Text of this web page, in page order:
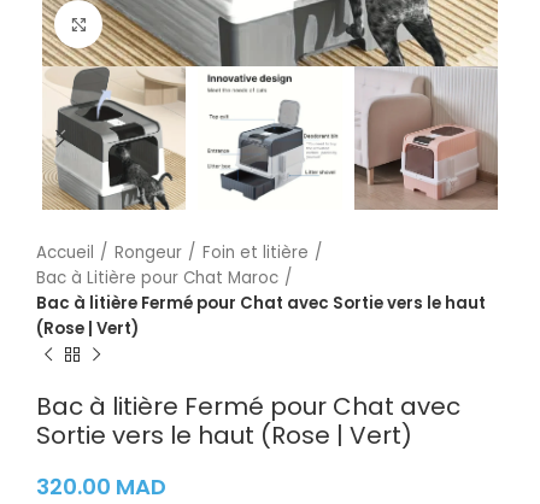
Cliquez pour agrandir
Accueil Rongeur
Foin et litière
Bac à Litière pour Chat Maroc
Bac à litière Fermé pour Chat avec Sortie vers le haut
(Rose | Vert)
Bac à litière Fermé pour Chat avec
Sortie vers le haut (Rose | Vert)
320.00 MAD